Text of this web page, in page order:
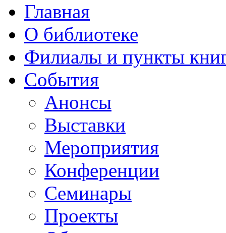
Главная
О библиотеке
Филиалы и пункты
События
Анонсы
Выставки
Мероприятия
Конференции
Семинары
Проекты